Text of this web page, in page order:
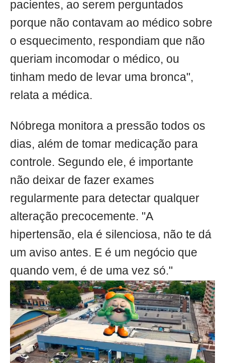
pacientes, ao serem perguntados
porque não contavam ao médico sobre
o esquecimento, respondiam que não
queriam incomodar o médico, ou
tinham medo de levar uma bronca",
relata a médica.
Nóbrega monitora a pressão todos os
dias, além de tomar medicação para
controle. Segundo ele, é importante
não deixar de fazer exames
regularmente para detectar qualquer
alteração precocemente. "A
hipertensão, ela é silenciosa, não te dá
um aviso antes. E é um negócio que
quando vem, é de uma vez só."